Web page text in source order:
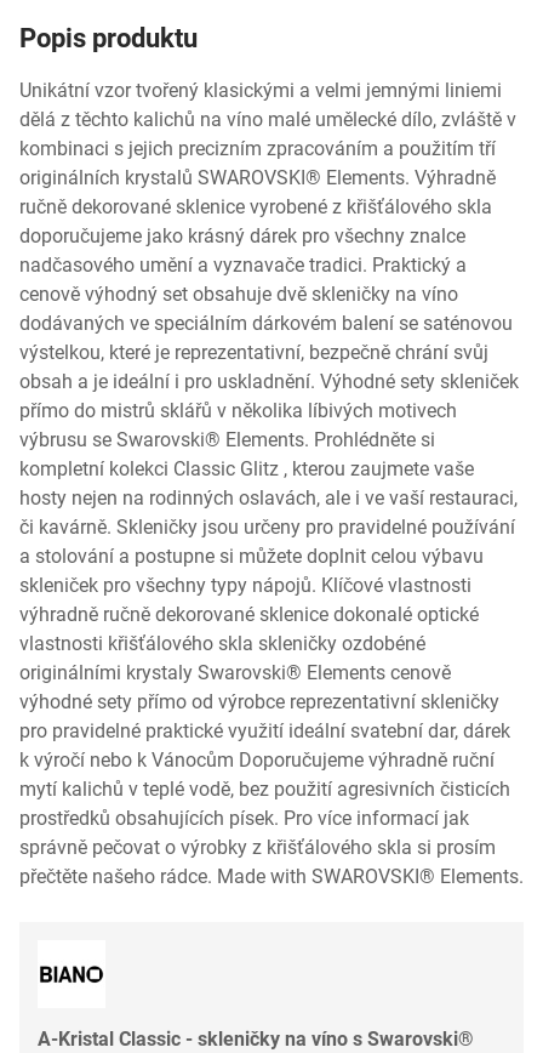
Popis produktu
Unikátní vzor tvořený klasickými a velmi jemnými liniemi
dělá z těchto kalichů na víno malé umělecké dílo, zvláště v
kombinaci s jejich precizním zpracováním a použitím tří
originálních krystalů SWAROVSKI® Elements. Výhradně
ručně dekorované sklenice vyrobené z křišťálového skla
doporučujeme jako krásný dárek pro všechny znalce
nadčasového umění a vyznavače tradici. Praktický a
cenově výhodný set obsahuje dvě skleničky na víno
dodávaných ve speciálním dárkovém balení se saténovou
výstelkou, které je reprezentativní, bezpečně chrání svůj
obsah a je ideální i pro uskladnění. Výhodné sety skleniček
přímo do mistrů sklářů v několika líbivých motivech
výbrusu se Swarovski® Elements. Prohlédněte si
kompletní kolekci Classic Glitz , kterou zaujmete vaše
hosty nejen na rodinných oslavách, ale i ve vaší restauraci,
či kavárně. Skleničky jsou určeny pro pravidelné používání
a stolování a postupne si můžete doplnit celou výbavu
skleniček pro všechny typy nápojů. Klíčové vlastnosti
výhradně ručně dekorované sklenice dokonalé optické
vlastnosti křišťálového skla skleničky ozdobéné
originálními krystaly Swarovski® Elements cenově
výhodné sety přímo od výrobce reprezentativní skleničky
pro pravidelné praktické využití ideální svatební dar, dárek
k výročí nebo k Vánocům Doporučujeme výhradně ruční
mytí kalichů v teplé vodě, bez použití agresivních čisticích
prostředků obsahujících písek. Pro více informací jak
správně pečovat o výrobky z křišťálového skla si prosím
přečtěte našeho rádce. Made with SWAROVSKI® Elements.
A-Kristal Classic - skleničky na víno s Swarovski®